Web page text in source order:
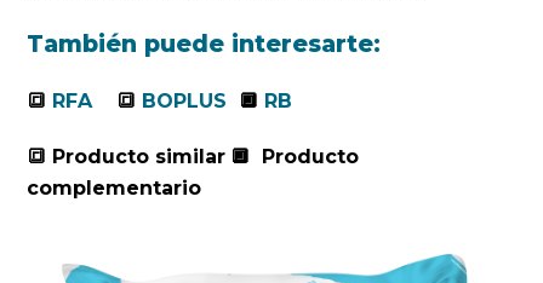
También puede interesarte:
🔳 RFA🔳 BOPLUS 🔲 RB
🔳 Producto similar 🔲 Producto
complementario